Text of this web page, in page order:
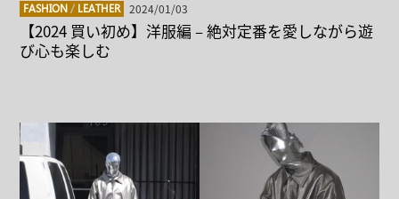
FASHION / LEATHER 2024/01/03
【2024 買い初め】洋服編 – 絶対定番を愛しながら遊
び心も楽しむ